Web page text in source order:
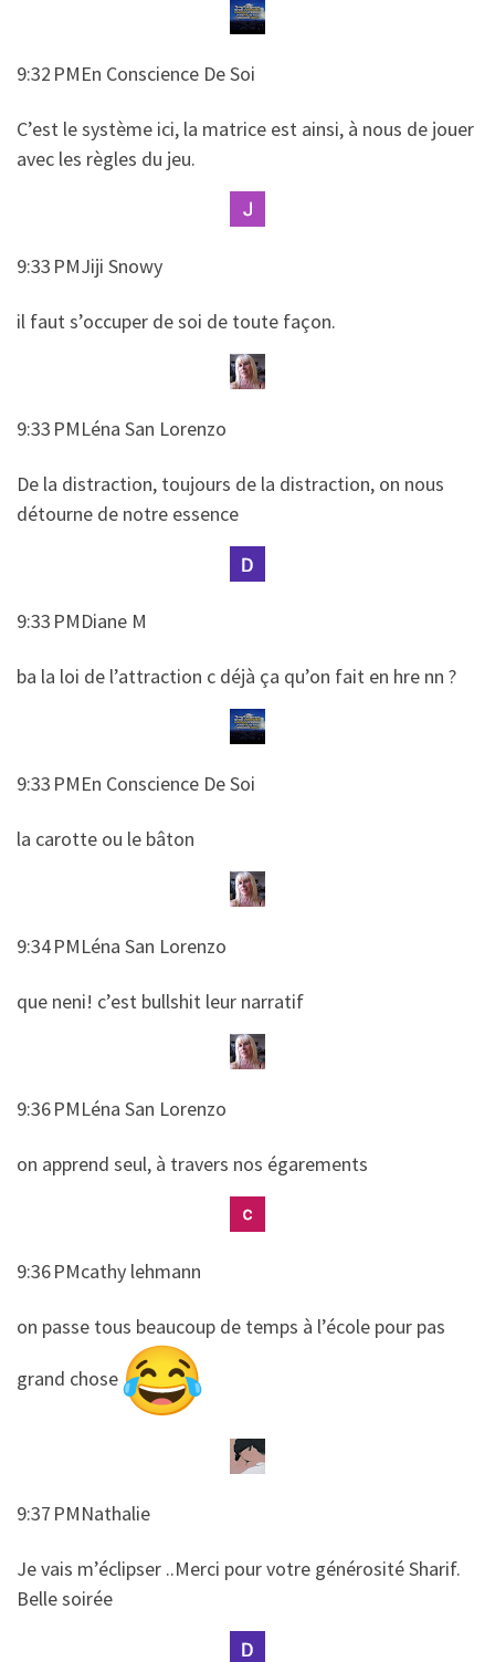
9:32 PMEn Conscience De Soi
​​C’est le système ici, la matrice est ainsi, à nous de jouer
avec les règles du jeu.
9:33 PMJiji Snowy
​​il faut s’occuper de soi de toute façon.
9:33 PMLéna San Lorenzo
​​De la distraction, toujours de la distraction, on nous
détourne de notre essence
9:33 PMDiane M
​​ba la loi de l’attraction c déjà ça qu’on fait en hre nn ?
9:33 PMEn Conscience De Soi
​​la carotte ou le bâton
9:34 PMLéna San Lorenzo
​​que neni! c’est bullshit leur narratif
9:36 PMLéna San Lorenzo
​​on apprend seul, à travers nos égarements
9:36 PMcathy lehmann
​​on passe tous beaucoup de temps à l’école pour pas
grand chose
9:37 PMNathalie
​​Je vais m’éclipser ..Merci pour votre générosité Sharif.
Belle soirée